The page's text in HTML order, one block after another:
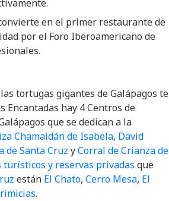
en el primer restaurante de
por el Foro Iberoamericano de
tortugas gigantes de Galápagos te
Encantadas hay 4 Centros de
que se dedican a la
Chamaidán de Isabela, David
de Santa Cruz yCorral de Crianza de
turísticos y reservas privadas que
están El Chato, Cerro Mesa, El
.